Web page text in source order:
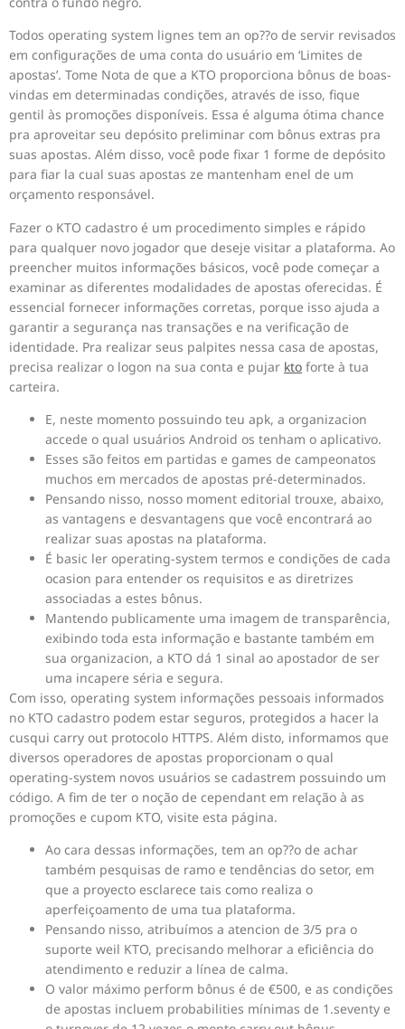
Todos operating system lignes tem an op??o de servir revisados
em configurações de uma conta do usuário em ‘Limites de
apostas’. Tome Nota de que a KTO proporciona bônus de boas-
vindas em determinadas condições, através de isso, fique
gentil às promoções disponíveis. Essa é alguma ótima chance
pra aproveitar seu depósito preliminar com bônus extras pra
suas apostas. Além disso, você pode fixar 1 forme de depósito
para fiar la cual suas apostas ze mantenham enel de um
orçamento responsável.
Fazer o KTO cadastro é um procedimento simples e rápido
para qualquer novo jogador que deseje visitar a plataforma. Ao
preencher muitos informações básicos, você pode começar a
examinar as diferentes modalidades de apostas oferecidas. É
essencial fornecer informações corretas, porque isso ajuda a
garantir a segurança nas transações e na verificação de
identidade. Pra realizar seus palpites nessa casa de apostas,
precisa realizar o logon na sua conta e pujar kto forte à tua
carteira.
E, neste momento possuindo teu apk, a organizacion
accede o qual usuários Android os tenham o aplicativo.
Esses são feitos em partidas e games de campeonatos
muchos em mercados de apostas pré-determinados.
Pensando nisso, nosso moment editorial trouxe, abaixo,
as vantagens e desvantagens que você encontrará ao
realizar suas apostas na plataforma.
É basic ler operating-system termos e condições de cada
ocasion para entender os requisitos e as diretrizes
associadas a estes bônus.
Mantendo publicamente uma imagem de transparência,
exibindo toda esta informação e bastante também em
sua organizacion, a KTO dá 1 sinal ao apostador de ser
uma incapere séria e segura.
Com isso, operating system informações pessoais informados
no KTO cadastro podem estar seguros, protegidos a hacer la
cusqui carry out protocolo HTTPS. Além disto, informamos que
diversos operadores de apostas proporcionam o qual
operating-system novos usuários se cadastrem possuindo um
código. A fim de ter o noção de cependant em relação à as
promoções e cupom KTO, visite esta página.
Ao cara dessas informações, tem an op??o de achar
também pesquisas de ramo e tendências do setor, em
que a proyecto esclarece tais como realiza o
aperfeiçoamento de uma tua plataforma.
Pensando nisso, atribuímos a atencion de 3/5 pra o
suporte weil KTO, precisando melhorar a eficiência do
atendimento e reduzir a línea de calma.
O valor máximo perform bônus é de €500, e as condições
de apostas incluem probabilities mínimas de 1.seventy e